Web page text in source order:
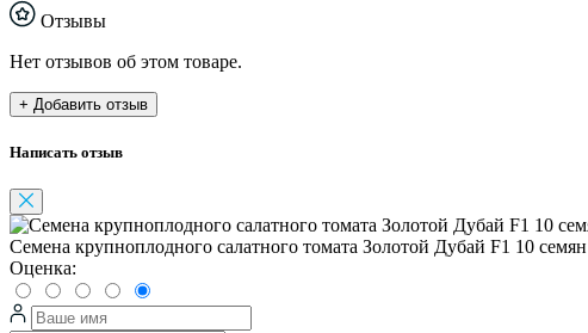
Отзывы
Нет отзывов об этом товаре.
+ Добавить отзыв
Написать отзыв
Семена крупноплодного салатного томата Золотой Дубай F1 10 семян
Оценка: